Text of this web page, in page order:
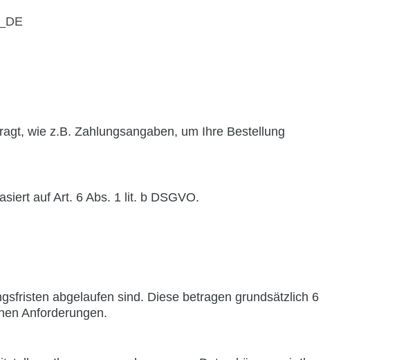
wie z.B. Zahlungsangaben, um Ihre Bestellung
auf Art. 6 Abs. 1 lit. b DSGVO.
abgelaufen sind. Diese betragen grundsätzlich 6
Anforderungen.